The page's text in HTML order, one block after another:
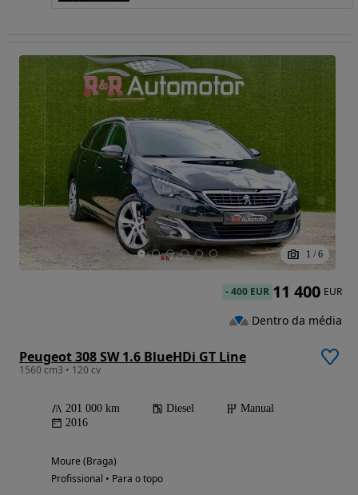
1 / 6
Peugeot 308 SW 1.6 BlueHDi GT Line
1560 cm3 • 120 cv
201 000 km Diesel
Manual
2016
Moure (Braga)
Profissional • Para o topo
-400 EUR 11 400 EUR
Dentro da média